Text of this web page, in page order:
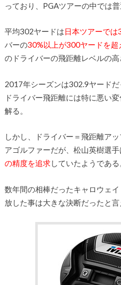
っており、PGAツアーの中では普
平均302ヤードは日本ツアーでは
バーの30%以上が300ヤードを超
のドライバーの飛距離レベルの高
2017年シーズンは302.9ヤード
ドライバー飛距離には特に悪い
解る。
しかし、ドライバー＝飛距離ア
アゴルファーだが、松山英樹選手
の精度を追求していたようである
数年間の相棒だったキャロウェ
放した事は大きな決断だったと言